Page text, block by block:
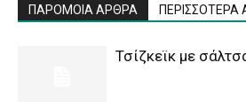
ΠΑΡΟΜΟΙΑ ΑΡΘΡΑ
Τσίζκεϊκ με